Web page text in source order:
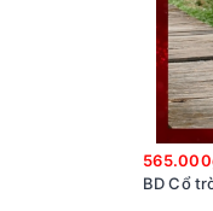
BD Cổ